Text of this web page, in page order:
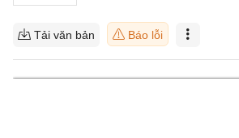
Tải văn bản Báo lỗi